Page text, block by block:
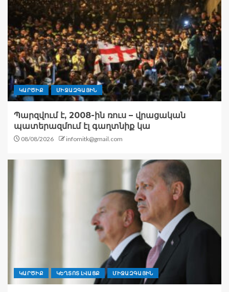
ԿԱՐԾԻՔ ՄԻՋԱԶԳԱՅԻՆ
Պարզվում է, 2008-ին ռուս – վրացական
պատերազմում էլ գաղտնիք կա
08/08/2026 infomitk@gmail.com
ԿԱՐԾԻՔ ԿԵՂՏՈՏ ԼՎԱՑՔ ՄԻՋԱԶԳԱՅԻՆ